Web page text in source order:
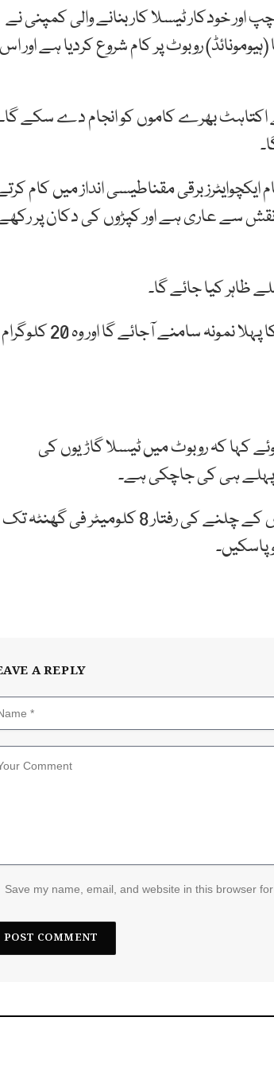
خودکار ٹیسلا کار بنانے والی کمپنی نے
روبوٹ پر کام شروع کردیا ہے اور اس
اکتاہٹ بھرے کاموں کو انجام دے سکے گا۔
گے۔ تمام ایکچوایٹرز برقی مقناطیسی انداز میں کام
سے عاری ہے اور کپڑوں کی دکان پر
ظاہر کیا جائے گا۔
ٹیسلا کمپنی کے مالک ایلن مسک نے کہا ہے کہ اگلے سال روبوٹ کا پہلا نمونہ سامنے آجائے گا اور وہ 20 کلوگرام
کہا کہ روبوٹ میں ٹیسلا گاڑیوں کی
پہلے ہی کی جاچکی ہے۔
ایلن مسک نے اپنے انسانی روبوٹ کی تفصیلات بتاتے ہوئے کہا کہ اس کے چلنے کی رفتار 8 کلومیٹر فی گھنٹہ تک
پاسکیں۔
A REPLY
Save my name, email, and website in this browser